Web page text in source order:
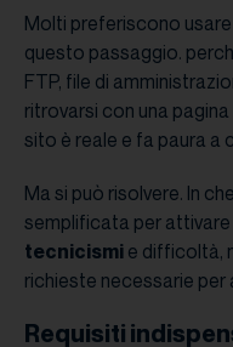
Molti preferiscono
questo passaggio.
FTP, file di
ritrovarsi con una
sito è reale e fa paura a
Ma si può risolvere. In
semplificata per attivare
tecnicismi e difficoltà,
richieste necessarie per
Requisiti